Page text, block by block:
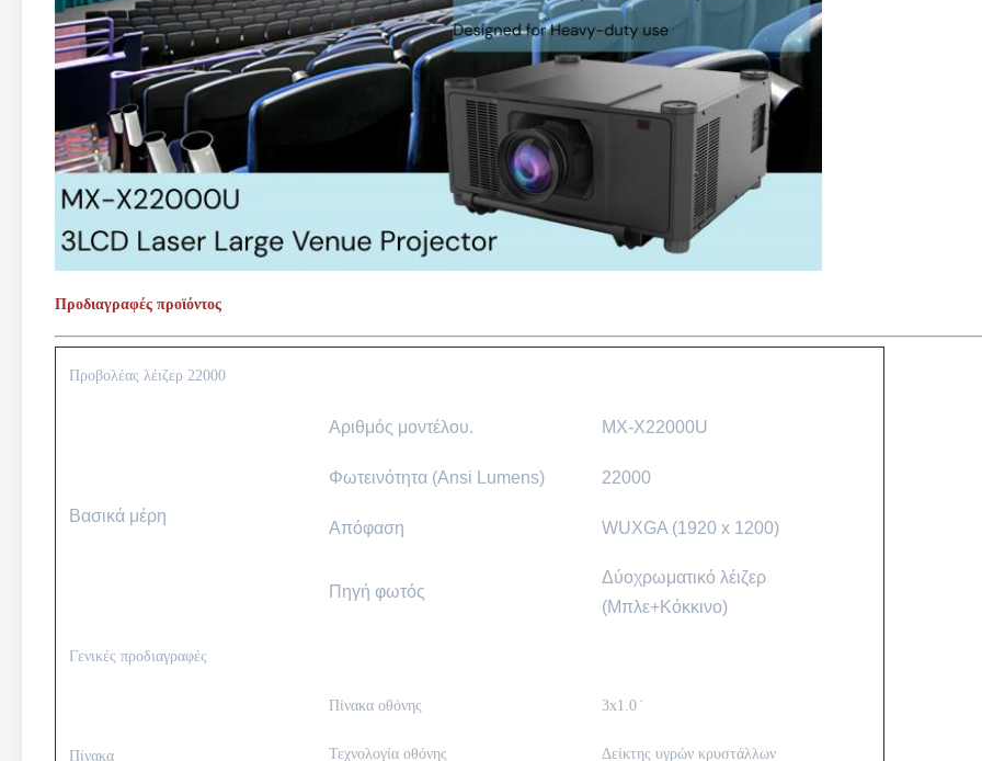
Προδιαγραφές προϊόντος
Προβολέας λέιζερ 22000
Βασικά μέρη
Αριθμός μοντέλου. MX-X22000U
Φωτεινότητα (Ansi Lumens) 22000
Απόφαση WUXGA (1920 x 1200)
Πηγή φωτός
Δύοχρωματικό λέιζερ
(Μπλε+Κόκκινο)
Γενικές προδιαγραφές
Πίνακα
Πίνακα οθόνης 3x1.0 ̇
Τεχνολογία οθόνης Δείκτης υγρών κρυστάλλων